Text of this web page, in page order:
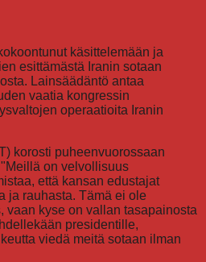
käsittelemään ja
esittämästä Iranin sotaan
Lainsäädäntö antaa
vaatia kongressin
operaatioita Iranin
korosti puheenvuorossaan
on velvollisuus
että kansan edustajat
ja rauhasta. Tämä ei ole
vaan kyse on vallan tasapainosta
presidentille,
viedä meitä sotaan ilman